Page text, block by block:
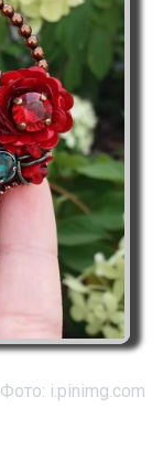
Фото: i.pinimg.com